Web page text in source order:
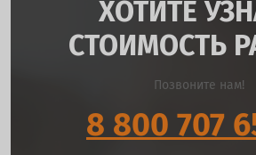
ХОТИТЕ
СТОИМОСТЬ
Позвоните нам!
8 800 707